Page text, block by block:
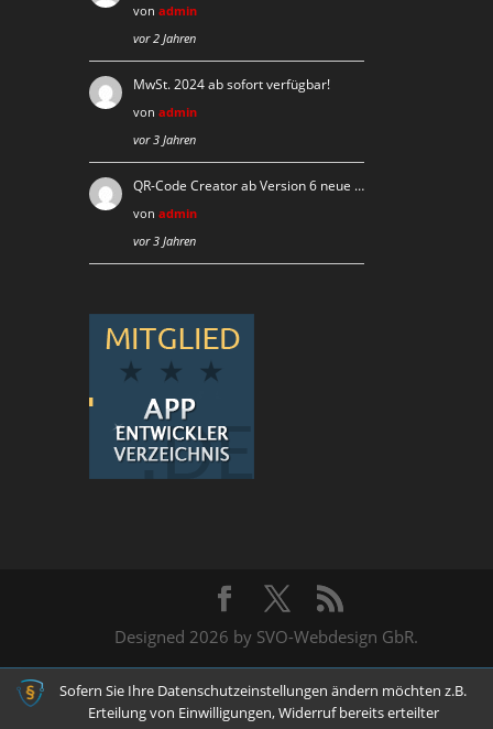
von admin
vor 2 Jahren
MwSt. 2024 ab sofort verfügbar!
von admin
vor 3 Jahren
QR-Code Creator ab Version 6 neue …
von admin
vor 3 Jahren
Designed 2026 by SVO-Webdesign GbR.
Sofern Sie Ihre Datenschutzeinstellungen ändern möchten z.B.
Erteilung von Einwilligungen, Widerruf bereits erteilter